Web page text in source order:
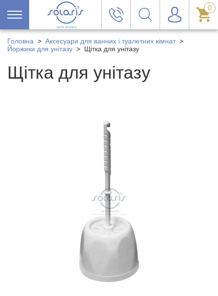
0
Головна > Аксесуари для ванних і туалетних кімнат >
Йоржики для унітазу > Щітка для унітазу
Щітка для унітазу